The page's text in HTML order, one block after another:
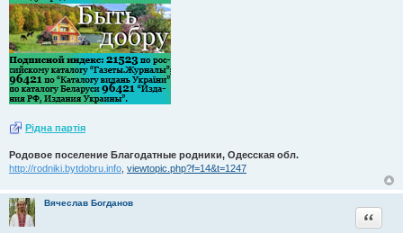
Рiдна партiя
Родовое поселение Благодатные родники, Одесская обл.
http://rodniki.bytdobru.info viewtopic.php?f=14&t=1247
Вячеслав Богданов
Цитата